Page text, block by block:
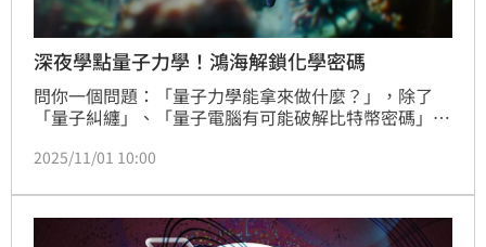
深夜學點量子力學！鴻海解鎖化學密碼
問你一個問題：「量子力學能拿來做什麼？」，除了
「量子糾纏」、「量子電腦有可能破解比特幣密碼」之
是：「可以！」量子力學不再遙不可及，也不再只是科
QunaSys攜手研究，揭開分子結構背後的精密語言，為
製藥、材料與能源產業開出一條看得見的新路。
2025/11/01 10:00